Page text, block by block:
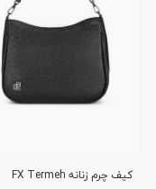
کیف چرم زنانه FX Termeh